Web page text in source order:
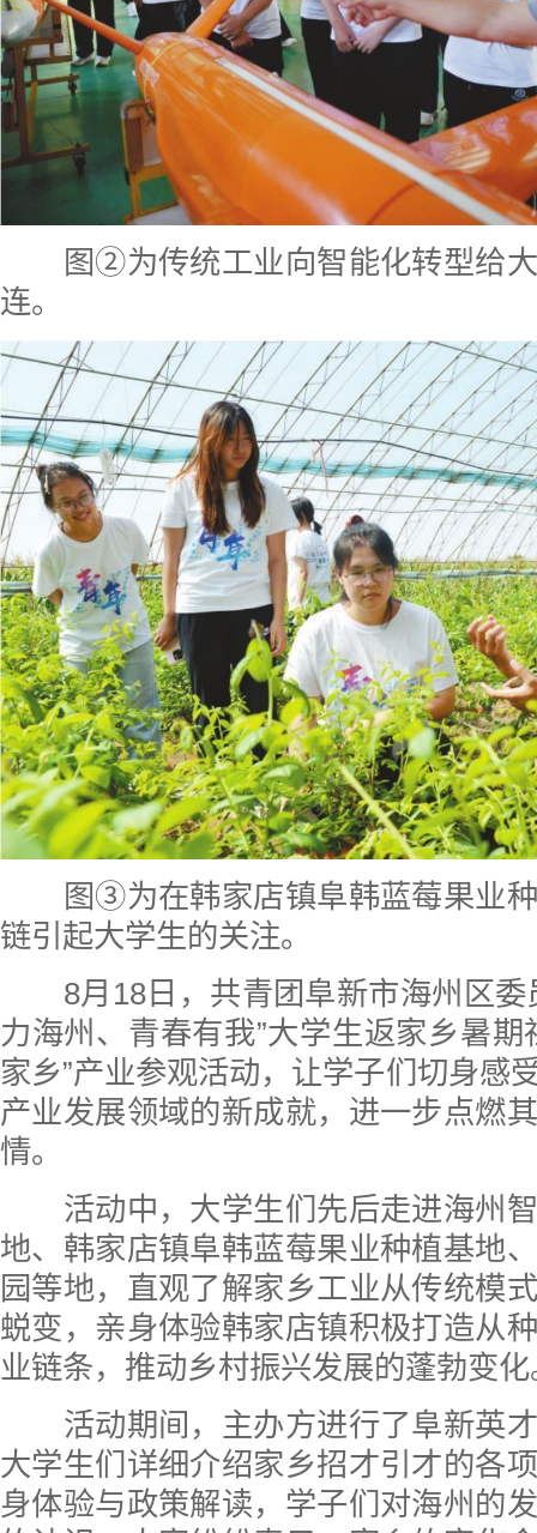
图②为传统工业向智能化转型给大
连。
图③为在韩家店镇阜韩蓝莓果业种
链引起大学生的关注。
8月18日，共青团阜新市海州区委
力海州、青春有我”大学生返家乡暑期
家乡”产业参观活动，让学子们切身感
产业发展领域的新成就，进一步点燃
情。
活动中，大学生们先后走进海州智
地、韩家店镇阜韩蓝莓果业种植基地
园等地，直观了解家乡工业从传统模
蜕变，亲身体验韩家店镇积极打造从
业链条，推动乡村振兴发展的蓬勃变化
活动期间，主办方进行了阜新英才
大学生们详细介绍家乡招才引才的各
身体验与政策解读，学子们对海州的